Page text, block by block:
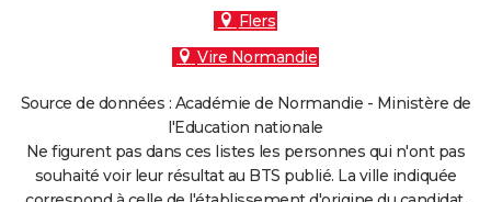
Flers
Vire Normandie
Source de données : Académie de Normandie - Ministère de
l'Education nationale
Ne figurent pas dans ces listes les personnes qui n'ont pas
souhaité voir leur résultat au BTS publié. La ville indiquée